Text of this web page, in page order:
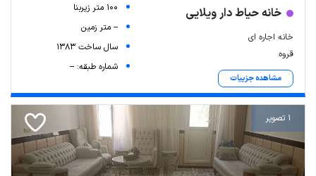
خانه حیاط دار ویلایی
خانه اجاره ای
قروه
مشاهده جزییات
100 متر زیربنا
-- متر زمین
سال ساخت 1383
شماره طبقه: --
1 تصویر